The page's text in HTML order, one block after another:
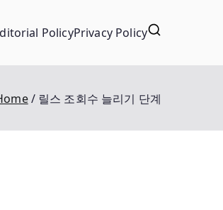
PolicyPrivacy Policy
릴스 조회수 늘리기 단계